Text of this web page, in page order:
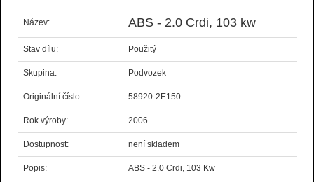
Název: ABS - 2.0 Crdi, 103 kw
Stav dílu: Použitý
Skupina: Podvozek
Originální číslo: 58920-2E150
Rok výroby: 2006
Dostupnost: není skladem
Popis: ABS - 2.0 Crdi, 103 Kw